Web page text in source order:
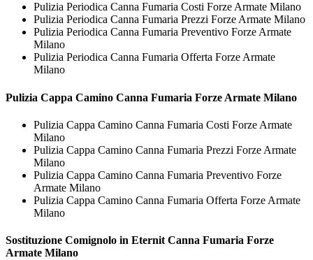
Pulizia Periodica Canna Fumaria Costi Forze Armate Milano
Pulizia Periodica Canna Fumaria Prezzi Forze Armate Milano
Pulizia Periodica Canna Fumaria Preventivo Forze Armate
Milano
Pulizia Periodica Canna Fumaria Offerta Forze Armate
Milano
Pulizia Cappa Camino Canna Fumaria Forze Armate Milano
Pulizia Cappa Camino Canna Fumaria Costi Forze Armate
Milano
Pulizia Cappa Camino Canna Fumaria Prezzi Forze Armate
Milano
Pulizia Cappa Camino Canna Fumaria Preventivo Forze
Armate Milano
Pulizia Cappa Camino Canna Fumaria Offerta Forze Armate
Milano
Sostituzione Comignolo in Eternit Canna Fumaria Forze
Armate Milano